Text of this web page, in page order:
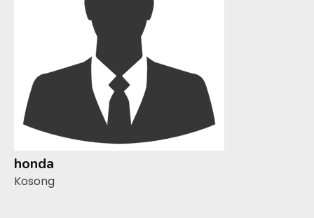
honda
Kosong